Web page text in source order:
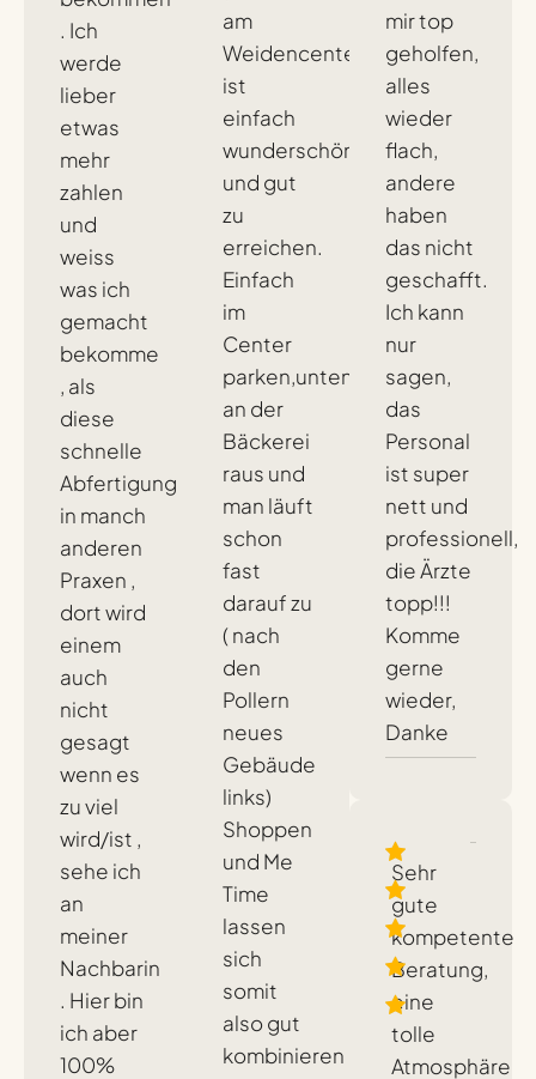
am
Weidencenter)
ist
einfach
wunderschön
und gut
zu
erreichen.
Einfach
im
Center
parken,unten
an der
Bäckerei
raus und
man läuft
schon
fast
darauf zu
( nach
den
Pollern
neues
Gebäude
links)
Shoppen
und Me
Time
lassen
sich
somit
also gut
kombinieren
mir top
geholfen,
alles
wieder
flach,
andere
haben
das nicht
geschafft.
Ich kann
nur
sagen,
das
Personal
ist super
nett und
professionell,
die Ärzte
topp!!!
Komme
gerne
wieder,
Danke
Sehr
gute
kompetente
Beratung,
eine
tolle
Atmosphäre
. Ich
werde
lieber
etwas
mehr
zahlen
und
weiss
was ich
gemacht
bekomme
, als
diese
schnelle
Abfertigung
in manch
anderen
Praxen ,
dort wird
einem
auch
nicht
gesagt
wenn es
zu viel
wird/ist ,
sehe ich
an
meiner
Nachbarin
. Hier bin
ich aber
100%